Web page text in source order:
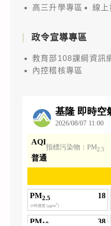
高三升學專區
線上
政令宣導專區
教育部108課綱資訊
內控稽核專區